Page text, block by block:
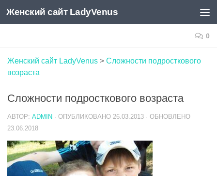
Skip to content
Женский сайт LadyVenus
0
Женский сайт LadyVenus > Сложности подросткового
возраста
Сложности подросткового возраста
АВТОР: ADMIN · ОПУБЛИКОВАНО 26.03.2013 · ОБНОВЛЕНО
23.06.2018